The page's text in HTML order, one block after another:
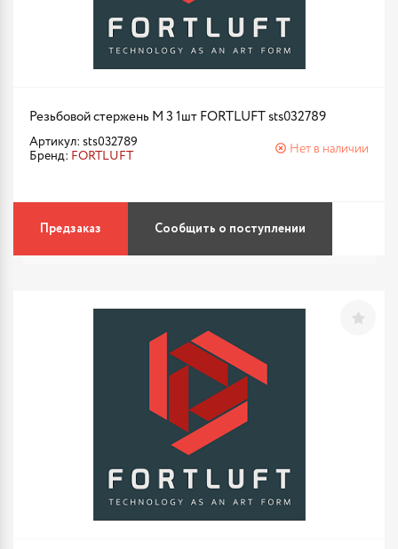
Резьбовой стержень М 3 1шт FORTLUFT sts032789
Артикул: sts032789
Бренд: FORTLUFT
Нет в наличии
Предзаказ Сообщить о поступлении